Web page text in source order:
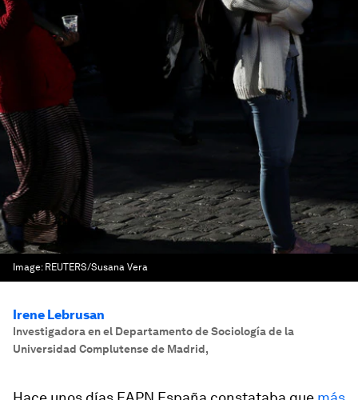
Image: REUTERS/Susana Vera
Irene Lebrusan
Investigadora en el Departamento de Sociología de la
Universidad Complutense de Madrid,